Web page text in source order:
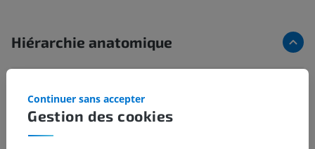
Hiérarchie anatomique
Gestion des cookies
Continuer sans accepter